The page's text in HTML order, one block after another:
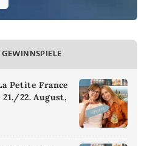
Petite France
22. August,